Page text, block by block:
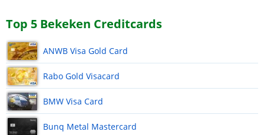
Top 5 Bekeken Creditcards
ANWB Visa Gold Card
Rabo Gold Visacard
BMW Visa Card
Bunq Metal Mastercard